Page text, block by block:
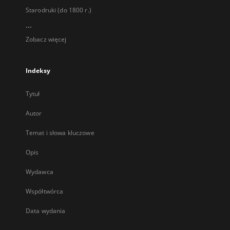
Starodruki (do 1800 r.)
...
Zobacz więcej
Indeksy
Tytuł
Autor
Temat i słowa kluczowe
Opis
Wydawca
Współtwórca
Data wydania